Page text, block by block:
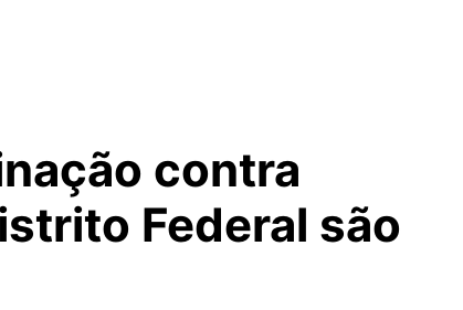
contra
Federal são